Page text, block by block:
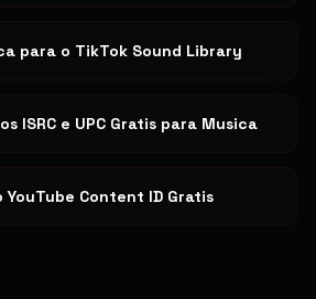
para o TikTok Sound Library
ISRC e UPC Gratis para Musica
YouTube Content ID Gratis